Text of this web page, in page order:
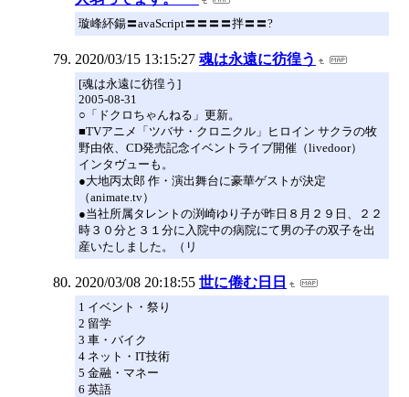
璇峰紑鍚〓avaScript〓〓〓〓拌〓〓?
2020/03/15 13:15:27 魂は永遠に彷徨う
[魂は永遠に彷徨う]
2005-08-31
○「ドクロちゃんねる」更新。
■TVアニメ「ツバサ・クロニクル」ヒロイン サクラの牧
野由依、CD発売記念イベントライブ開催（livedoor）
インタヴューも。
●大地丙太郎 作・演出舞台に豪華ゲストが決定
（animate.tv）
●当社所属タレントの渕崎ゆり子が昨日８月２９日、２２
時３０分と３１分に入院中の病院にて男の子の双子を出
産いたしました。（リ
2020/03/08 20:18:55 世に倦む日日
1 イベント・祭り
2 留学
3 車・バイク
4 ネット・IT技術
5 金融・マネー
6 英語